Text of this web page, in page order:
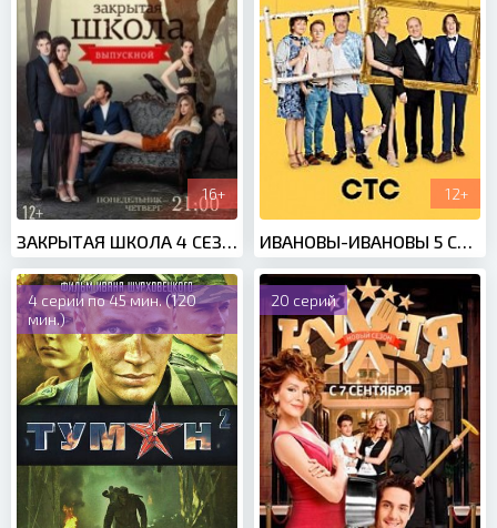
16+
ЗАКРЫТАЯ ШКОЛА 4 СЕЗОН (2012)
12+
ИВАНОВЫ-ИВАНОВЫ 5 СЕЗОН (2021)
4 серии по 45 мин. (120
мин.)
20 серий